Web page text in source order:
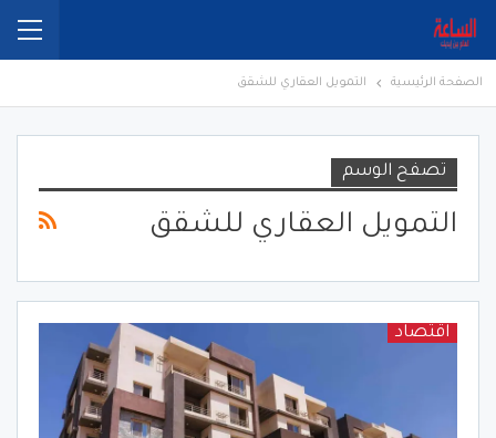
الصفحة الرئيسية التمويل العقاري للشقق
تصفح الوسم
التمويل العقاري للشقق
اقتصاد